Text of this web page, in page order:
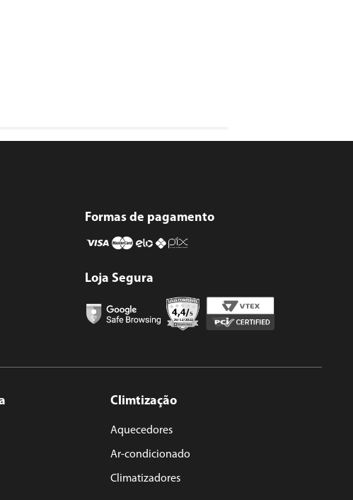
Formas de pagamento
Loja Segura
Climtização
Aquecedores
Ar-condicionado
Climatizadores